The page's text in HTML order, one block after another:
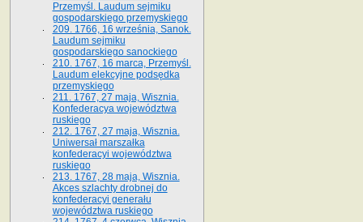
Przemyśl. Laudum sejmiku
gospodarskiego przemyskiego
209. 1766, 16 września, Sanok.
Laudum sejmiku
gospodarskiego sanockiego
210. 1767, 16 marca, Przemyśl.
Laudum elekcyjne podsędka
przemyskiego
211. 1767, 27 maja, Wisznia.
Konfederacya województwa
ruskiego
212. 1767, 27 maja, Wisznia.
Uniwersał marszałka
konfederacyi województwa
ruskiego
213. 1767, 28 maja, Wisznia.
Akces szlachty drobnej do
konfederacyi generału
województwa ruskiego